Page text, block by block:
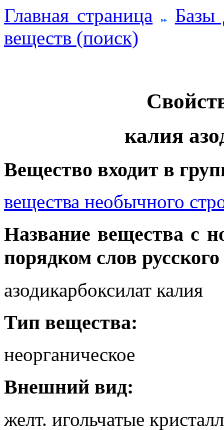
Главная страница
Базы
веществ (поиск)
калия
Вещество входит в
вещества необычного
Название вещества с
порядком слов
азодикарбоксилат калия
Тип вещества:
неорганическое
Внешний вид:
желт. игольчатые